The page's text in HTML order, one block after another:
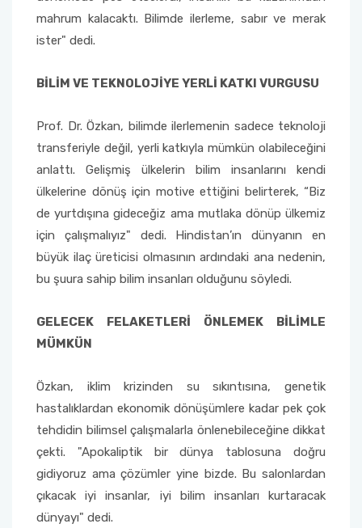
mahrum kalacaktı. Bilimde ilerleme, sabır ve merak
ister" dedi.
BİLİM VE TEKNOLOJİYE YERLİ KATKI VURGUSU
Prof. Dr. Özkan, bilimde ilerlemenin sadece teknoloji
transferiyle değil, yerli katkıyla mümkün olabileceğini
anlattı. Gelişmiş ülkelerin bilim insanlarını kendi
ülkelerine dönüş için motive ettiğini belirterek, “Biz
de yurtdışına gideceğiz ama mutlaka dönüp ülkemiz
için çalışmalıyız" dedi. Hindistan’ın dünyanın en
büyük ilaç üreticisi olmasının ardındaki ana nedenin,
bu şuura sahip bilim insanları olduğunu söyledi.
GELECEK FELAKETLERİ ÖNLEMEK BİLİMLE
MÜMKÜN
Özkan, iklim krizinden su sıkıntısına, genetik
hastalıklardan ekonomik dönüşümlere kadar pek çok
tehdidin bilimsel çalışmalarla önlenebileceğine dikkat
çekti. "Apokaliptik bir dünya tablosuna doğru
gidiyoruz ama çözümler yine bizde. Bu salonlardan
çıkacak iyi insanlar, iyi bilim insanları kurtaracak
dünyayı" dedi.